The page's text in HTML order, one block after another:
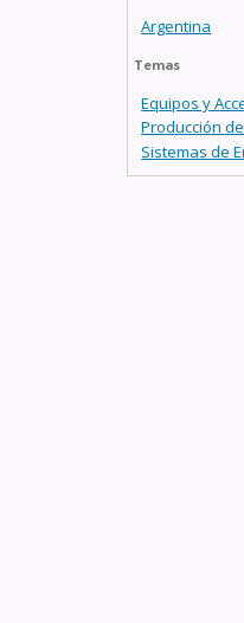
Argentina
Temas
Equipos y
Producción
Sistemas de